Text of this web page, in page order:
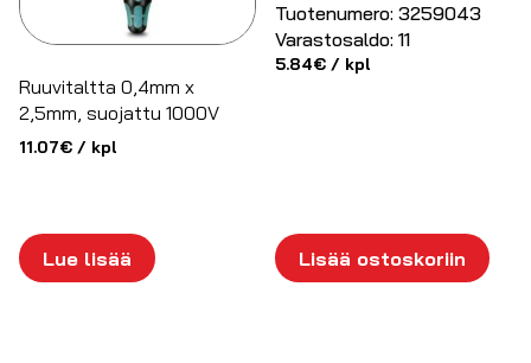
Ruuvitaltta 0,4mm x
2,5mm, suojattu 1000V
11.07€ / kpl
Lue lisää
Tuotenumero: 3259043
Varastosaldo: 11
5.84€ / kpl
Lisää ostoskoriin